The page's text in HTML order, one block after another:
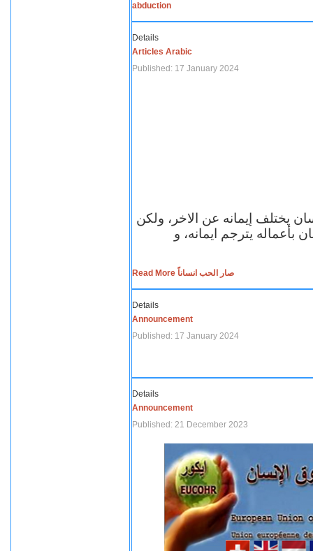
abduction
Details
Articles Arabic
Published: 17 January 2024
يختلف إيمانه عن الاخر، ولكن
بأعماله يترجم ايمانه، و
Read More صار الحب انساناً
Details
Announcement
Published: 17 January 2024
Details
Announcement
Published: 21 December 2023